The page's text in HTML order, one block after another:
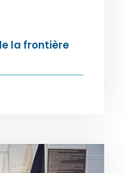
la frontière